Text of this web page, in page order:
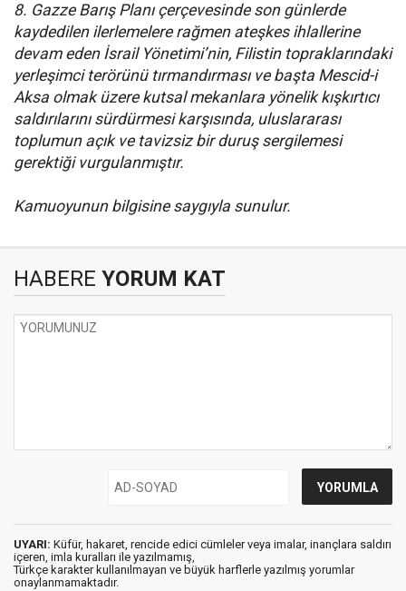
8. Gazze Barış Planı çerçevesinde son günlerde
kaydedilen ilerlemelere rağmen ateşkes ihlallerine
devam eden İsrail Yönetimi’nin, Filistin topraklarındaki
yerleşimci terörünü tırmandırması ve başta Mescid-i
Aksa olmak üzere kutsal mekanlara yönelik kışkırtıcı
saldırılarını sürdürmesi karşısında, uluslararası
toplumun açık ve tavizsiz bir duruş sergilemesi
gerektiği vurgulanmıştır.
Kamuoyunun bilgisine saygıyla sunulur.
HABERE YORUM KAT
UYARI: Küfür, hakaret, rencide edici cümleler veya imalar, inançlara saldırı
içeren, imla kuralları ile yazılmamış,
Türkçe karakter kullanılmayan ve büyük harflerle yazılmış yorumlar
onaylanmamaktadır.